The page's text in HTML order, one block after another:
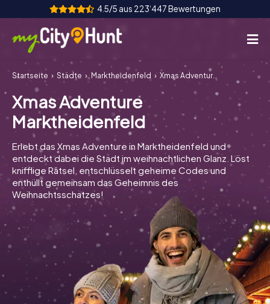
4.5/5 aus 223‘447 Bewertungen
So funktioniert's
Städte
Touren
Teamevent
Tickets
INT AT CH
ES
UK
IT
NL
Startseite Städte Marktheidenfeld Xmas Adventure Marktheidenfeld
Xmas Adventure
Marktheidenfeld
Erlebt das Xmas Adventure in Marktheidenfeld und
entdeckt dabei die Stadt im weihnachtlichen Glanz. Löst
knifflige Rätsel, entschlüsselt geheime Codes und
enthüllt gemeinsam das Geheimnis des
Weihnachtsschatzes!